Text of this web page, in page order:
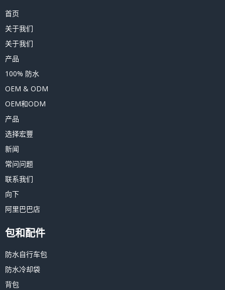
首页
关于我们
关于我们
产品
100% 防水
OEM & ODM
OEM和ODM
产品
选择宏豐
新闻
常问问题
联系我们
向下
阿里巴巴店
包和配件
防水自行车包
防水冷却袋
背包